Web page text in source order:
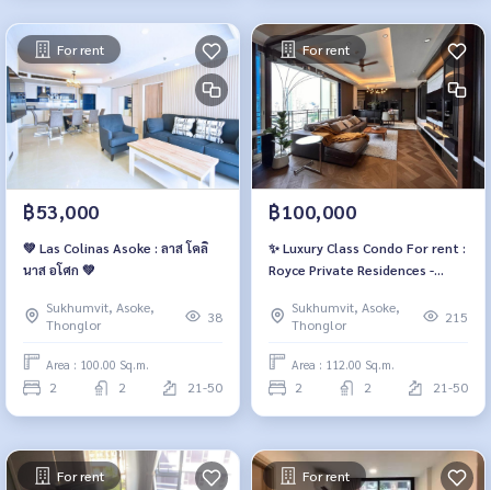
For rent
฿53,000
💚 Las Colinas Asoke : ลาส โคลิ
นาส อโศก 💚
Sukhumvit, Asoke,
Thonglor
38
Area : 100.00 Sq.m.
2 2 21-50
For rent
฿100,000
✨ Luxury Class Condo For rent :
Royce Private Residences -
Sukhumvit, Asoke,
Thonglor
215
Area : 112.00 Sq.m.
2 2 21-50
For rent For rent